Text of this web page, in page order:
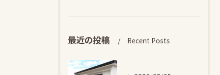
最近の投稿 Recent Posts